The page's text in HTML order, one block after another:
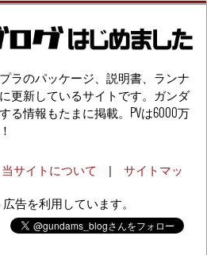
ラのパッケージ、説明書、ランナ
更新しているサイトです。ガンダ
る情報もたまに掲載。PVは6000万
当サイトについて | サイトマッ
告を利用しています。